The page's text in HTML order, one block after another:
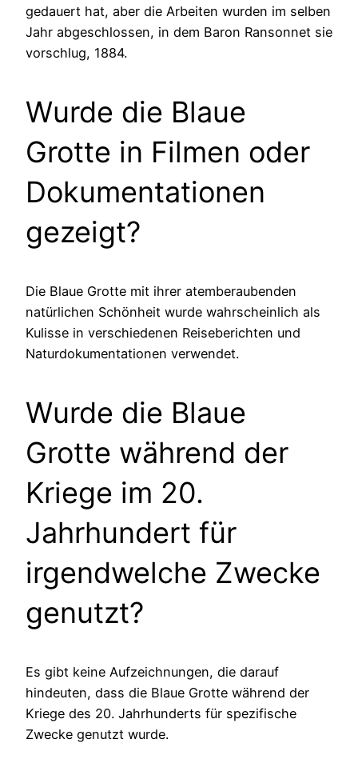
gedauert hat, aber die Arbeiten wurden im selben
Jahr abgeschlossen, in dem Baron Ransonnet sie
vorschlug, 1884.
Wurde die Blaue
Grotte in Filmen oder
Dokumentationen
gezeigt?
Die Blaue Grotte mit ihrer atemberaubenden
natürlichen Schönheit wurde wahrscheinlich als
Kulisse in verschiedenen Reiseberichten und
Naturdokumentationen verwendet.
Wurde die Blaue
Grotte während der
Kriege im 20.
Jahrhundert für
irgendwelche Zwecke
genutzt?
Es gibt keine Aufzeichnungen, die darauf
hindeuten, dass die Blaue Grotte während der
Kriege des 20. Jahrhunderts für spezifische
Zwecke genutzt wurde.